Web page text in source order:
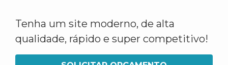
Tenha um site moderno, de alta
qualidade, rápido e super competitivo!